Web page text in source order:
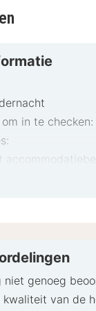
in te checken:
toeslag in
contanten te
worden onder
genoeg
kwaliteit van de